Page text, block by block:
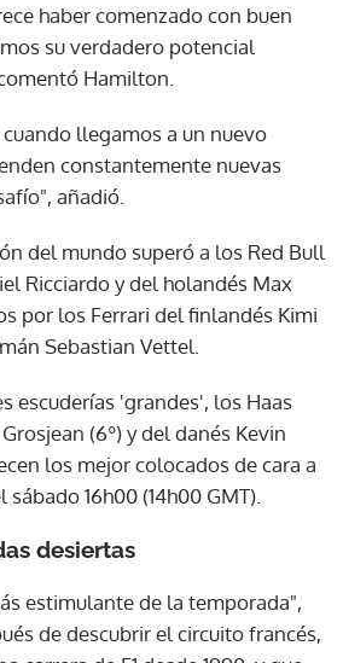
haber comenzado con buen
su verdadero potencial
Hamilton.
llegamos a un nuevo
constantemente nuevas
añadió.
del mundo superó a los Red Bull
Ricciardo y del holandés Max
por los Ferrari del finlandés Kimi
Sebastian Vettel.
escuderías 'grandes', los Haas
(6º) y del danés Kevin
los mejor colocados de cara a
16h00 (14h00 GMT).
desiertas
estimulante de la temporada",
de descubrir el circuito francés,